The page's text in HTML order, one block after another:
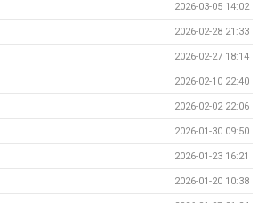
2026-03-05 14:02
2026-02-28 21:33
2026-02-27 18:14
2026-02-10 22:40
2026-02-02 22:06
2026-01-30 09:50
2026-01-23 16:21
2026-01-20 10:38